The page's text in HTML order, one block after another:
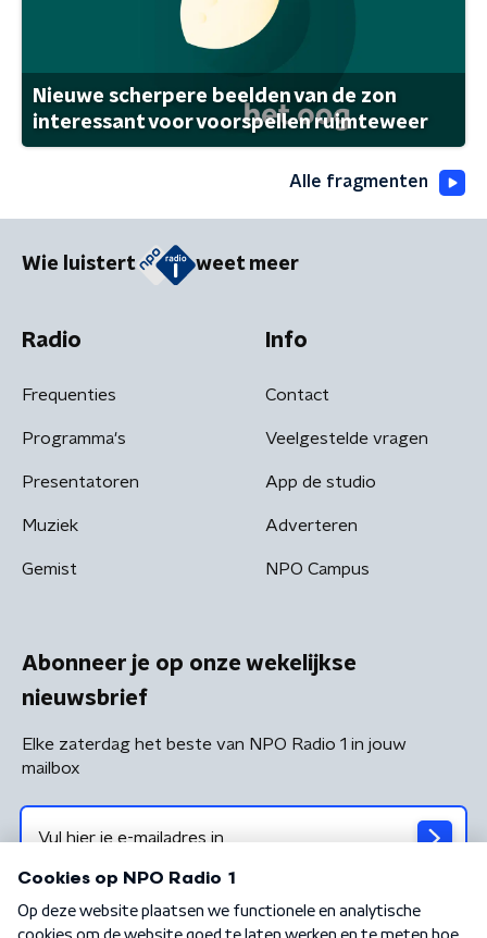
Nieuwe scherpere beelden van de zon
interessant voor voorspellen ruimteweer
Alle fragmenten
Wie luistert weet meer
Radio
Frequenties
Programma's
Presentatoren
Muziek
Gemist
Info
Contact
Veelgestelde vragen
App de studio
Adverteren
NPO Campus
Abonneer je op onze wekelijkse
nieuwsbrief
Elke zaterdag het beste van NPO Radio 1 in jouw
mailbox